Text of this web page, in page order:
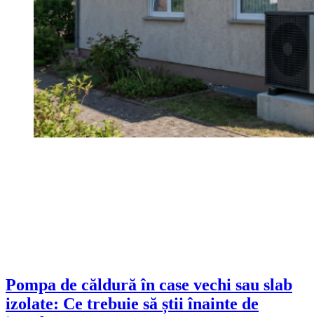
Pompa de căldură în case vechi sau slab
izolate: Ce trebuie să știi înainte de